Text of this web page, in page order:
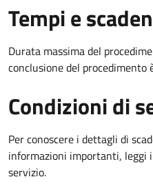
Tempi e
Durata massima del
conclusione del procedimento
Condizioni di
Per conoscere i dettagli di
informazioni importanti, leggi
servizio.